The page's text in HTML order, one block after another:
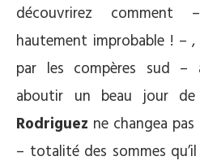
découvrirez
hautement improbable ! – ,
par les compères sud –
aboutir un beau jour de
Rodriguez ne changea
– totalité des sommes